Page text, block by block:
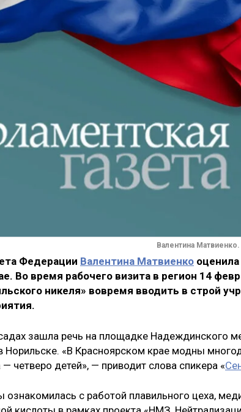
Валентина Матвиенко.
Федерации Валентина Матвиенко
Во время рабочего визита в регион 14
никеля» вовремя вводить в строй
зашла речь на площадке Надеждинского
Норильске. «В Красноярском крае модны
— четверо детей», — приводит слова спикера «
ознакомилась с работой плавильного цеха,